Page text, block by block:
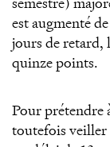
est augmenté
jours de retard,
quinze points.
Pour prétendre
toutefois veiller